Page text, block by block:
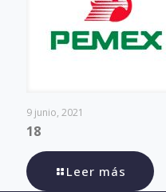
9 junio, 2021
18
Leer más